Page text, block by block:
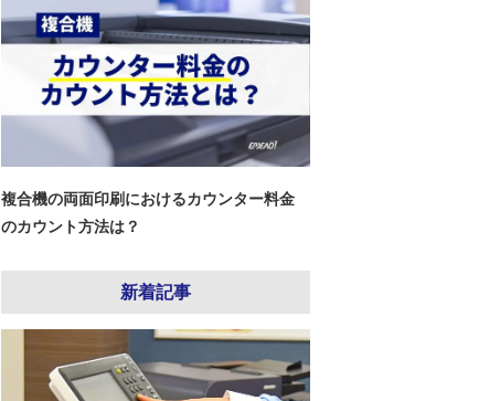
複合機の両面印刷におけるカウンター料金
のカウント方法は？
新着記事